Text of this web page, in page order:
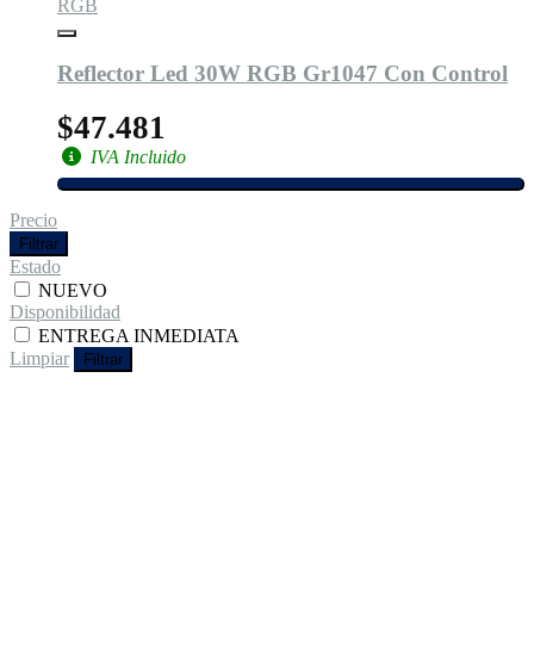
RGB
Reflector Led 30W RGB Gr1047 Con Control
$47.481
IVA Incluido
Precio
Filtrar
Estado
NUEVO
Disponibilidad
ENTREGA INMEDIATA
Limpiar
Filtrar